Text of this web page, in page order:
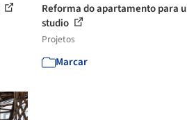
Reforma do apartamento para
studio
Projetos
Marcar